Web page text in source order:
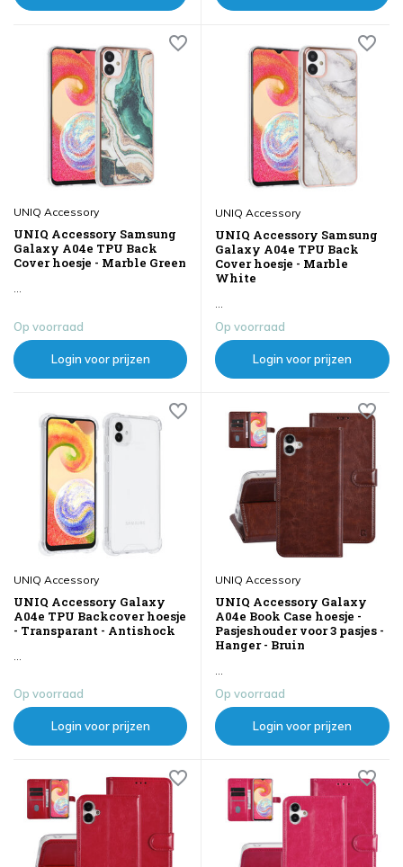
UNIQ Accessory
UNIQ Accessory Samsung
Galaxy A04e TPU Back
Cover hoesje - Marble Green
Op voorraad
Login voor prijzen
UNIQ Accessory
UNIQ Accessory Samsung
Galaxy A04e TPU Back
Cover hoesje - Marble
White
Op voorraad
Login voor prijzen
UNIQ Accessory
UNIQ Accessory Galaxy
A04e TPU Backcover hoesje
- Transparant - Antishock
Op voorraad
Login voor prijzen
UNIQ Accessory
UNIQ Accessory Galaxy
A04e Book Case hoesje -
Pasjeshouder voor 3 pasjes -
Hanger - Bruin
...
Op voorraad
Login voor prijzen